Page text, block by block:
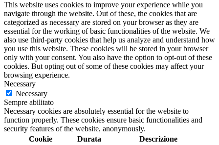
This website uses cookies to improve your experience while you
navigate through the website. Out of these, the cookies that are
categorized as necessary are stored on your browser as they are
essential for the working of basic functionalities of the website. We
also use third-party cookies that help us analyze and understand how
you use this website. These cookies will be stored in your browser
only with your consent. You also have the option to opt-out of these
cookies. But opting out of some of these cookies may affect your
browsing experience.
Necessary
Necessary
Sempre abilitato
Necessary cookies are absolutely essential for the website to
function properly. These cookies ensure basic functionalities and
security features of the website, anonymously.
Cookie
Durata Descrizione